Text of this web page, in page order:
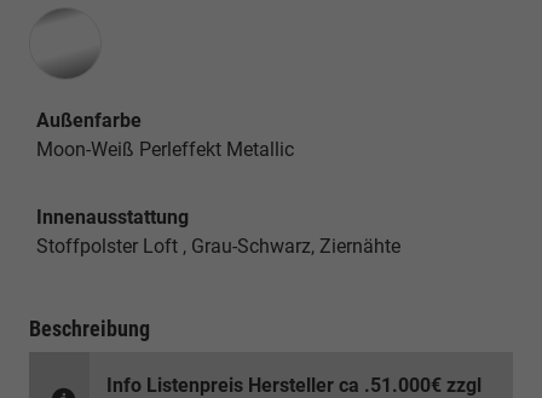
Außenfarbe
Moon-Weiß Perleffekt Metallic
Innenausstattung
Stoffpolster Loft , Grau-Schwarz, Ziernähte
Beschreibung
Info Listenpreis Hersteller ca .51.000€ zzgl